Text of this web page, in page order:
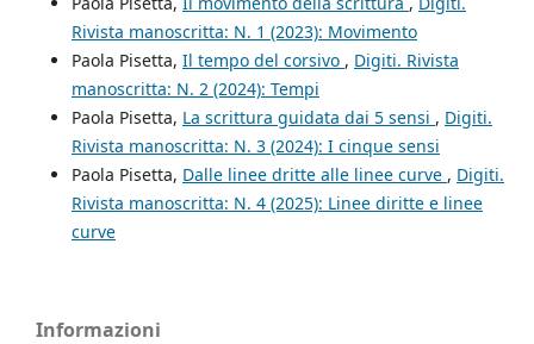
Rivista manoscritta: N. 1 (2023): Movimento
Paola Pisetta, Il tempo del corsivo , Digiti. Rivista
manoscritta: N. 2 (2024): Tempi
Paola Pisetta, La scrittura guidata dai 5 sensi , Digiti.
Rivista manoscritta: N. 3 (2024): I cinque sensi
Paola Pisetta, Dalle linee dritte alle linee curve , Digiti.
Rivista manoscritta: N. 4 (2025): Linee diritte e linee
curve
Informazioni